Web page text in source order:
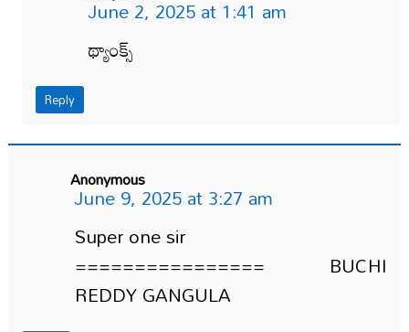
June 2, 2025 at 1:41 am
థ్యాంక్స్
Reply
Anonymous
June 9, 2025 at 3:27 am
Super one sir
================ BUCHI
REDDY GANGULA